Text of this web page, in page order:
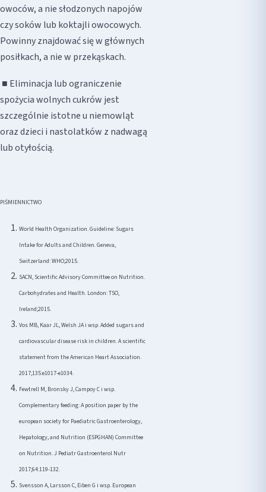
owoców, a nie słodzonych napojów
czy soków lub koktajli owocowych.
Powinny znajdować się w głównych
posiłkach, a nie w przekąskach.
■ Eliminacja lub ograniczenie
spożycia wolnych cukrów jest
szczególnie istotne u niemowląt
oraz dzieci i nastolatków z nadwagą
lub otyłością.
PIŚMIENNICTWO
World Health Organization. Guideline: Sugars
Intake for Adults and Children. Geneva,
Switzerland: WHO;2015.
SACN, Scientific Advisory Committee on Nutrition.
Carbohydrates and Health. London: TSO,
Ireland;2015.
Vos MB, Kaar JL, Welsh JA i wsp. Added sugars and
cardiovascular disease risk in children. A scientific
statement from the American Heart Association.
2017;135:e1017-e1034.
Fewtrell M, Bronsky J, Campoy C i wsp.
Complementary feeding: A position paper by the
european society for Paediatric Gastroenterology,
Hepatology, and Nutrition (ESPGHAN) Committee
on Nutrition. J Pediatr Gastroenterol Nutr
2017;64:119-132.
Svensson A, Larsson C, Eiben G i wsp. European